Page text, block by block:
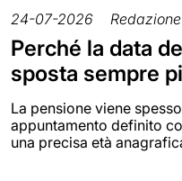
24-07-2026 Redazione
Perché la data
sposta sempre
La pensione viene
appuntamento definito
una precisa età